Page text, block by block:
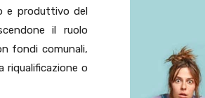
e produttivo del
il ruolo
fondi comunali,
riqualificazione o